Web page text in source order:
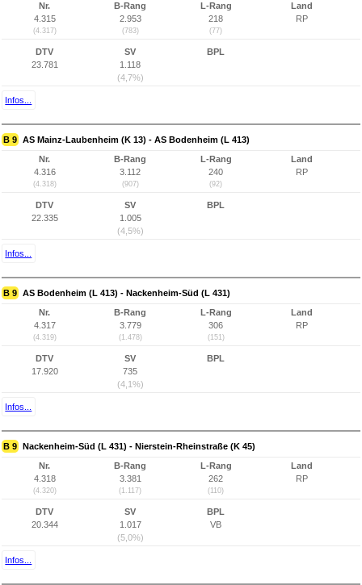
Nr.
4.315
(4.317)
B-Rang
2.953
(783)
L-Rang
218
(77)
Land
RP
DTV
23.781
SV
1.118
(4,7%)
BPL
Infos...
B 9 AS Mainz-Laubenheim (K 13) - AS Bodenheim (L 413)
Nr.
4.316
(4.318)
B-Rang
3.112
(907)
L-Rang
240
(92)
Land
RP
DTV
22.335
SV
1.005
(4,5%)
BPL
Infos...
B 9 AS Bodenheim (L 413) - Nackenheim-Süd (L 431)
Nr.
4.317
(4.319)
B-Rang
3.779
(1.478)
L-Rang
306
(151)
Land
RP
DTV
17.920
SV
735
(4,1%)
BPL
Infos...
B 9 Nackenheim-Süd (L 431) - Nierstein-Rheinstraße (K 45)
Nr.
4.318
(4.320)
B-Rang
3.381
(1.117)
L-Rang
262
(110)
Land
RP
DTV
20.344
SV
1.017
(5,0%)
BPL
VB
Infos...